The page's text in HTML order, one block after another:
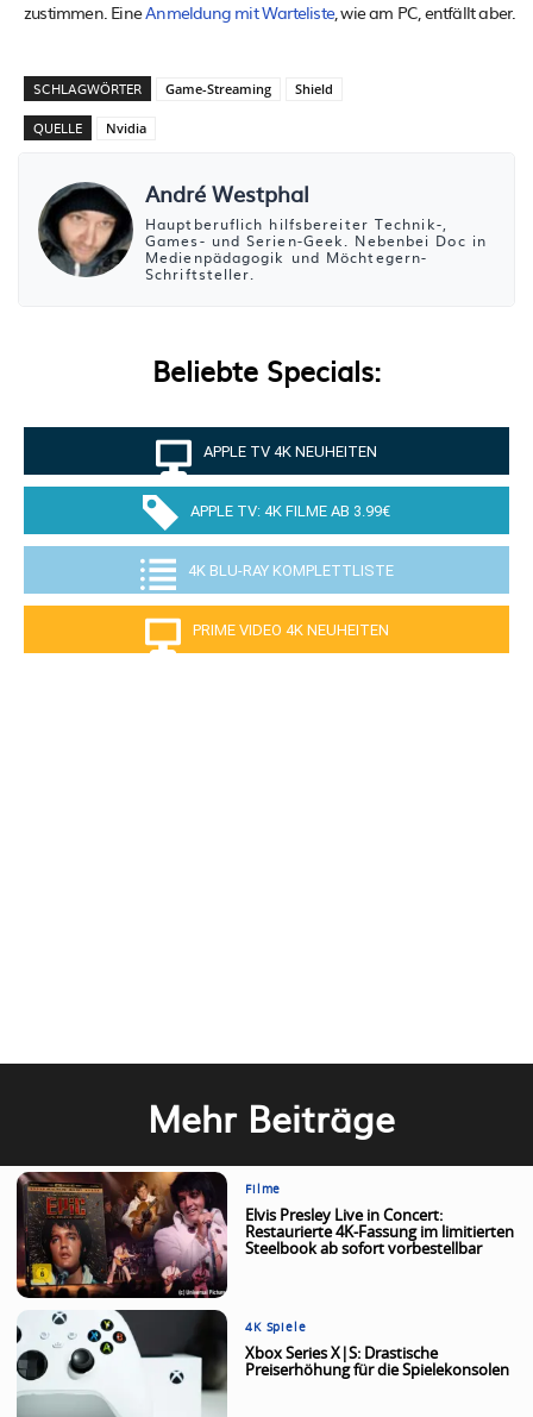
zustimmen. EineAnmeldung mit Warteliste, wie am PC, entfällt aber.
SCHLAGWÖRTER Game-Streaming Shield
QUELLE Nvidia
André Westphal
Hauptberuflich hilfsbereiter Technik-,
Games- und Serien-Geek. Nebenbei Doc in
Medienpädagogik und Möchtegern-
Schriftsteller.
Beliebte Specials:
APPLE TV 4K NEUHEITEN
APPLE TV: 4K FILME AB 3.99€
4K BLU-RAY KOMPLETTLISTE
PRIME VIDEO 4K NEUHEITEN
Mehr Beiträge
Filme
Elvis Presley Live in Concert:
Restaurierte 4K-Fassung im limitierten
Steelbook ab sofort vorbestellbar
4K Spiele
Xbox Series X|S: Drastische
Preiserhöhung für die Spielekonsolen